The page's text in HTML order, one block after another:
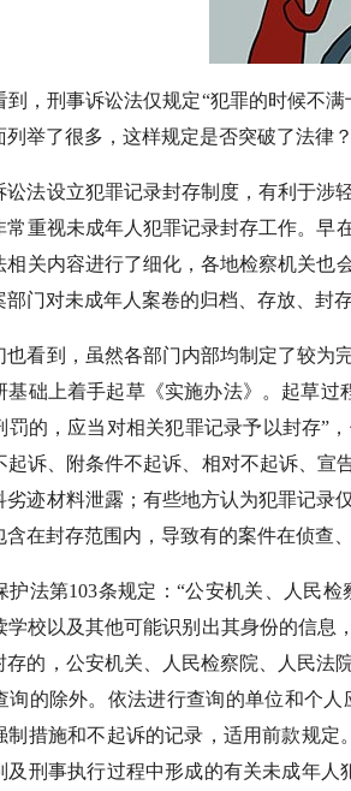
刑事诉讼法仅规定“犯罪的时候不满
列举了很多，这样规定是否突破了法律
设立犯罪记录封存制度，有利于涉轻
常重视未成年人犯罪记录封存工作。早
相关内容进行了细化，各地检察机关也
门对未成年人案卷的归档、存放、封
到，虽然各部门内部均制定了较为完
基础上着手起草《实施办法》。起草
罚的，应当对相关犯罪记录予以封存”
起诉、附条件不起诉、相对不起诉、宣
劣迹材料泄露；有些地方认为犯罪记录
在封存范围内，导致有的案件在侦查
第103条规定：“公安机关、人民检
学校以及其他可能识别出其身份的信息
存的，公安机关、人民检察院、人民法
询的除外。依法进行查询的单位和个
制措施和不起诉的记录，适用前款规
及刑事执行过程中形成的有关未成年